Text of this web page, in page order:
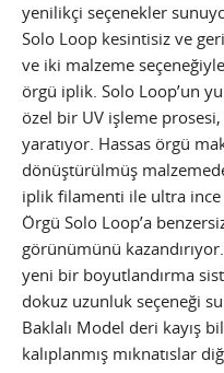
yenilikçi seçenekler
Solo Loop kesintisiz ve
ve iki malzeme
örgü iplik. Solo Loop’un
özel bir UV işleme
yaratıyor. Hassas örgü
dönüştürülmüş
iplik filamenti ile ultra
Örgü Solo Loop’a
görünümünü
yeni bir boyutlandırma
dokuz uzunluk seçeneği
Baklalı Model deri kayış
kalıplanmış mıknatıslar